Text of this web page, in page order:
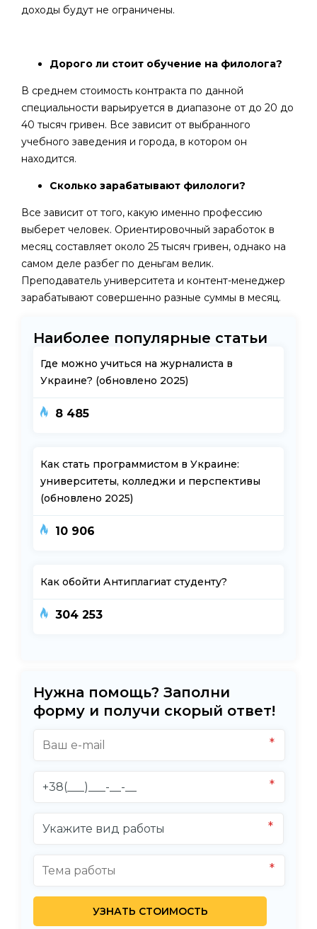
доходы будут не ограничены.
Дорого ли стоит обучение на филолога?
В среднем стоимость контракта по данной
специальности варьируется в диапазоне от до 20 до
40 тысяч гривен. Все зависит от выбранного
учебного заведения и города, в котором он
находится.
Сколько зарабатывают филологи?
Все зависит от того, какую именно профессию
выберет человек. Ориентировочный заработок в
месяц составляет около 25 тысяч гривен, однако на
самом деле разбег по деньгам велик.
Преподаватель университета и контент-менеджер
зарабатывают совершенно разные суммы в месяц.
Наиболее популярные статьи
Где можно учиться на журналиста в
Украине? (обновлено 2025)
8 485
Как стать программистом в Украине:
университеты, колледжи и перспективы
(обновлено 2025)
10 906
Как обойти Антиплагиат студенту?
304 253
Нужна помощь? Заполни
форму и получи скорый ответ!